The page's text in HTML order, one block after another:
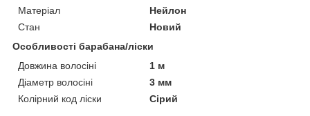
Матеріал
Нейлон
Стан
Новий
Особливості барабана/ліски
Довжина волосіні
1 м
Діаметр волосіні
3 мм
Колірний код ліски
Сірий